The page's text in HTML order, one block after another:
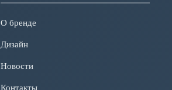
О бренде
Дизайн
Новости
Контакты